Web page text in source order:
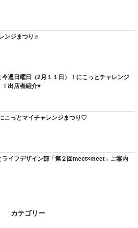
ンジまつり♬
今週日曜日（2月１１日）！にこっとチャレンジ
！出店者紹介♥
こっとマイチャレンジまつり♡
ライフデザイン部「第２回meet×meet」ご案内
カテゴリー